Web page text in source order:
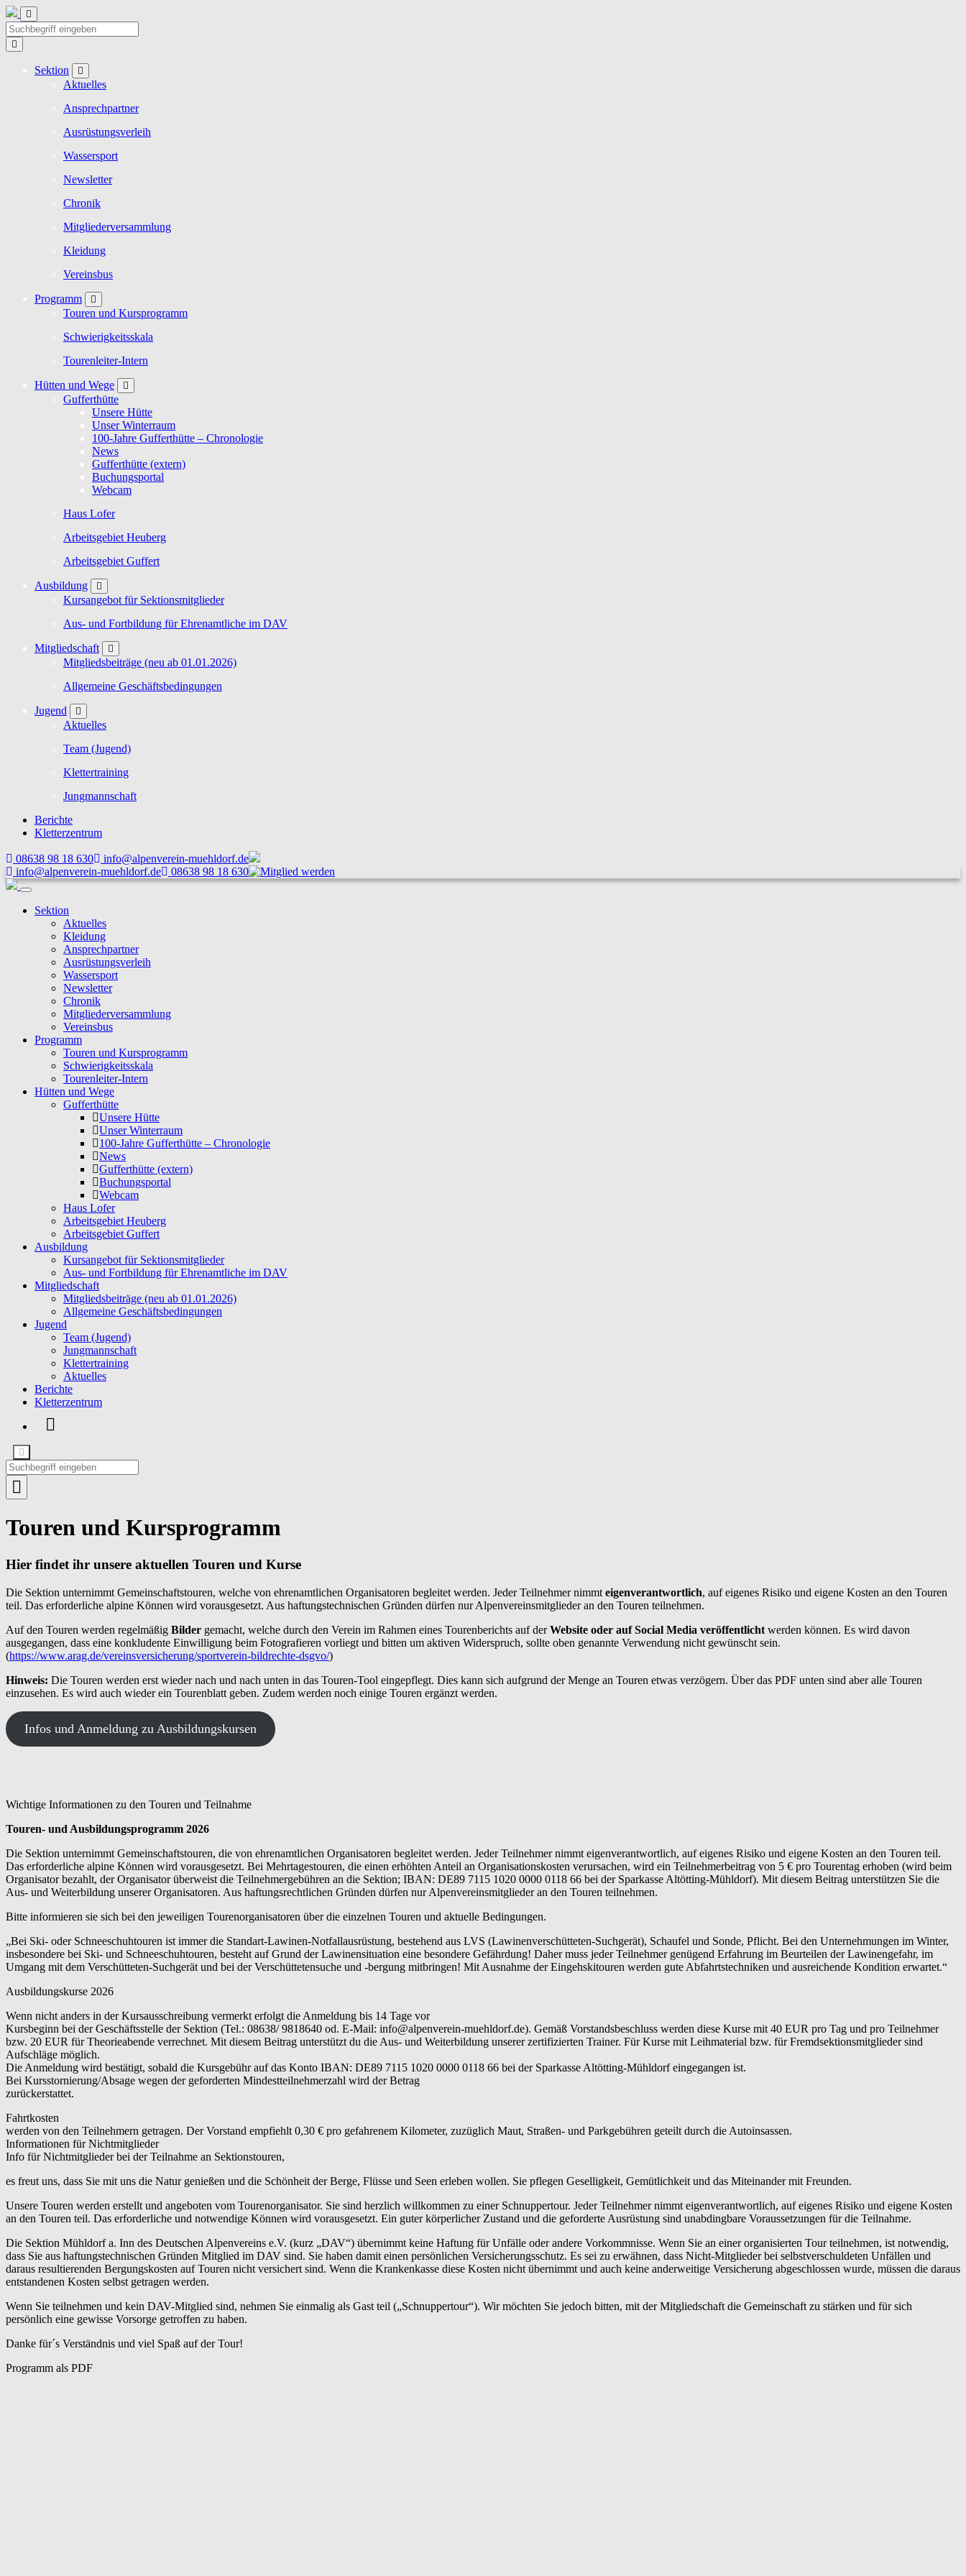
Sektion
Aktuelles
Ansprechpartner
Ausrüstungsverleih
Wassersport
Newsletter
Chronik
Mitgliederversammlung
Kleidung
Vereinsbus
Programm
Touren und Kursprogramm
Schwierigkeitsskala
Tourenleiter-Intern
Hütten und Wege
Gufferthütte
Unsere Hütte
Unser Winterraum
100-Jahre Gufferthütte – Chronologie
News
Gufferthütte (extern)
Buchungsportal
Webcam
Haus Lofer
Arbeitsgebiet Heuberg
Arbeitsgebiet Guffert
Ausbildung
Kursangebot für Sektionsmitglieder
Aus- und Fortbildung für Ehrenamtliche im DAV
Mitgliedschaft
Mitgliedsbeiträge (neu ab 01.01.2026)
Allgemeine Geschäftsbedingungen
Jugend
Aktuelles
Team (Jugend)
Klettertraining
Jungmannschaft
Berichte
Kletterzentrum
08638 98 18 630
info@alpenverein-muehldorf.de
info@alpenverein-muehldorf.de
08638 98 18 630
Sektion
Aktuelles
Kleidung
Ansprechpartner
Ausrüstungsverleih
Wassersport
Newsletter
Chronik
Mitgliederversammlung
Vereinsbus
Programm
Touren und Kursprogramm
Schwierigkeitsskala
Tourenleiter-Intern
Hütten und Wege
Gufferthütte
Unsere Hütte
Unser Winterraum
100-Jahre Gufferthütte – Chronologie
News
Gufferthütte (extern)
Buchungsportal
Webcam
Haus Lofer
Arbeitsgebiet Heuberg
Arbeitsgebiet Guffert
Ausbildung
Kursangebot für Sektionsmitglieder
Aus- und Fortbildung für Ehrenamtliche im DAV
Mitgliedschaft
Mitgliedsbeiträge (neu ab 01.01.2026)
Allgemeine Geschäftsbedingungen
Jugend
Team (Jugend)
Jungmannschaft
Klettertraining
Aktuelles
Berichte
Kletterzentrum
Touren und Kursprogramm
Hier findet ihr unsere aktuellen Touren und Kurse
Die Sektion unternimmt Gemeinschaftstouren, welche von ehrenamtlichen Organisatoren begleitet werden. Jeder Teilnehmer nimmt eigenverantwortlich, auf eigenes Risiko und eigene Kosten an den Touren
teil. Das erforderliche alpine Können wird vorausgesetzt. Aus haftungstechnischen Gründen dürfen nur Alpenvereinsmitglieder an den Touren teilnehmen.
Auf den Touren werden regelmäßig Bilder gemacht, welche durch den Verein im Rahmen eines Tourenberichts auf derWebsite oder auf Social Media veröffentlicht werden können. Es wird davon
ausgegangen, dass eine konkludente Einwilligung beim Fotografieren vorliegt und bitten um aktiven Widerspruch, sollte oben genannte Verwendung nicht gewünscht sein.
(https://www.arag.de/vereinsversicherung/sportverein-bildrechte-dsgvo/)
Hinweis: Die Touren werden erst wieder nach und nach unten in das Touren-Tool eingepflegt. Dies kann sich aufgrund der Menge an Touren etwas verzögern. Über das PDF unten sind aber alle Touren
einzusehen. Es wird auch wieder ein Tourenblatt geben. Zudem werden noch einige Touren ergänzt werden.
Infos und Anmeldung zu Ausbildungskursen
Wichtige Informationen zu den Touren und Teilnahme
Touren- und Ausbildungsprogramm 2026
Die Sektion unternimmt Gemeinschaftstouren, die von ehrenamtlichen Organisatoren begleitet werden. Jeder Teilnehmer nimmt eigenverantwortlich, auf eigenes Risiko und eigene Kosten an den Touren teil.
Das erforderliche alpine Können wird vorausgesetzt. Bei Mehrtagestouren, die einen erhöhten Anteil an Organisationskosten verursachen, wird ein Teilnehmerbeitrag von 5 € pro Tourentag erhoben (wird beim
Organisator bezahlt, der Organisator überweist die Teilnehmergebühren an die Sektion; IBAN: DE89 7115 1020 0000 0118 66 bei der Sparkasse Altötting-Mühldorf). Mit diesem Beitrag unterstützen Sie die
Aus- und Weiterbildung unserer Organisatoren. Aus haftungsrechtlichen Gründen dürfen nur Alpenvereinsmitglieder an den Touren teilnehmen.
Bitte informieren sie sich bei den jeweiligen Tourenorganisatoren über die einzelnen Touren und aktuelle Bedingungen.
„Bei Ski- oder Schneeschuhtouren ist immer die Standart-Lawinen-Notfallausrüstung, bestehend aus LVS (Lawinenverschütteten-Suchgerät), Schaufel und Sonde, Pflicht. Bei den Unternehmungen im Winter,
insbesondere bei Ski- und Schneeschuhtouren, besteht auf Grund der Lawinensituation eine besondere Gefährdung! Daher muss jeder Teilnehmer genügend Erfahrung im Beurteilen der Lawinengefahr, im
Umgang mit dem Verschütteten-Suchgerät und bei der Verschüttetensuche und -bergung mitbringen! Mit Ausnahme der Eingehskitouren werden gute Abfahrtstechniken und ausreichende Kondition erwartet.“
Ausbildungskurse 2026
Wenn nicht anders in der Kursausschreibung vermerkt erfolgt die Anmeldung bis 14 Tage vor
Kursbeginn bei der Geschäftsstelle der Sektion (Tel.: 08638/ 9818640 od. E-Mail: info@alpenverein-muehldorf.de). Gemäß Vorstandsbeschluss werden diese Kurse mit 40 EUR pro Tag und pro Teilnehmer
bzw. 20 EUR für Theorieabende verrechnet. Mit diesem Beitrag unterstützt du die Aus- und Weiterbildung unserer zertifizierten Trainer. Für Kurse mit Leihmaterial bzw. für Fremdsektionsmitglieder sind
Aufschläge möglich.
Die Anmeldung wird bestätigt, sobald die Kursgebühr auf das Konto IBAN: DE89 7115 1020 0000 0118 66 bei der Sparkasse Altötting-Mühldorf eingegangen ist.
Bei Kursstornierung/Absage wegen der geforderten Mindestteilnehmerzahl wird der Betrag
zurückerstattet.
Fahrtkosten
werden von den Teilnehmern getragen. Der Vorstand empfiehlt 0,30 € pro gefahrenem Kilometer, zuzüglich Maut, Straßen- und Parkgebühren geteilt durch die Autoinsassen.
Informationen für Nichtmitglieder
Info für Nichtmitglieder bei der Teilnahme an Sektionstouren,
es freut uns, dass Sie mit uns die Natur genießen und die Schönheit der Berge, Flüsse und Seen erleben wollen. Sie pflegen Geselligkeit, Gemütlichkeit und das Miteinander mit Freunden.
Unsere Touren werden erstellt und angeboten vom Tourenorganisator. Sie sind herzlich willkommen zu einer Schnuppertour. Jeder Teilnehmer nimmt eigenverantwortlich, auf eigenes Risiko und eigene Kosten
an den Touren teil. Das erforderliche und notwendige Können wird vorausgesetzt. Ein guter körperlicher Zustand und die geforderte Ausrüstung sind unabdingbare Voraussetzungen für die Teilnahme.
Die Sektion Mühldorf a. Inn des Deutschen Alpenvereins e.V. (kurz „DAV“) übernimmt keine Haftung für Unfälle oder andere Vorkommnisse. Wenn Sie an einer organisierten Tour teilnehmen, ist notwendig,
dass Sie aus haftungstechnischen Gründen Mitglied im DAV sind. Sie haben damit einen persönlichen Versicherungsschutz. Es sei zu erwähnen, dass Nicht-Mitglieder bei selbstverschuldeten Unfällen und
daraus resultierenden Bergungskosten auf Touren nicht versichert sind. Wenn die Krankenkasse diese Kosten nicht übernimmt und auch keine anderweitige Versicherung abgeschlossen wurde, müssen die daraus
entstandenen Kosten selbst getragen werden.
Wenn Sie teilnehmen und kein DAV-Mitglied sind, nehmen Sie einmalig als Gast teil („Schnuppertour“). Wir möchten Sie jedoch bitten, mit der Mitgliedschaft die Gemeinschaft zu stärken und für sich
persönlich eine gewisse Vorsorge getroffen zu haben.
Danke für´s Verständnis und viel Spaß auf der Tour!
Programm als PDF